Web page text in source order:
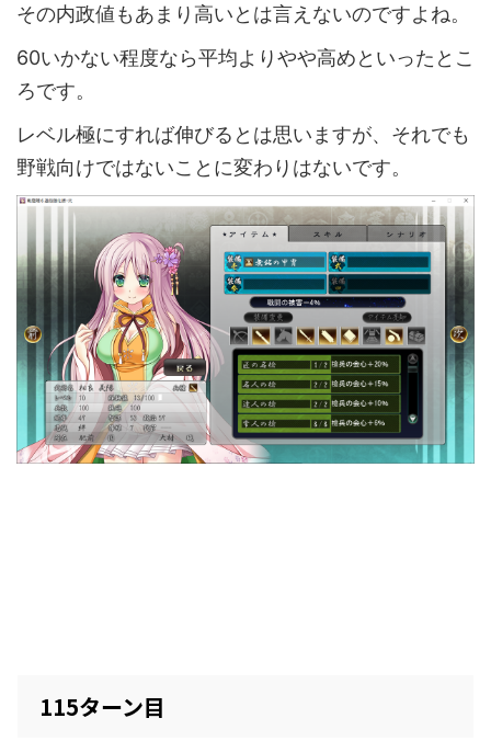
その内政値もあまり高いとは言えないのですよね。
60いかない程度なら平均よりやや高めといったとこ
ろです。
レベル極にすれば伸びるとは思いますが、それでも
野戦向けではないことに変わりはないです。
115ターン目